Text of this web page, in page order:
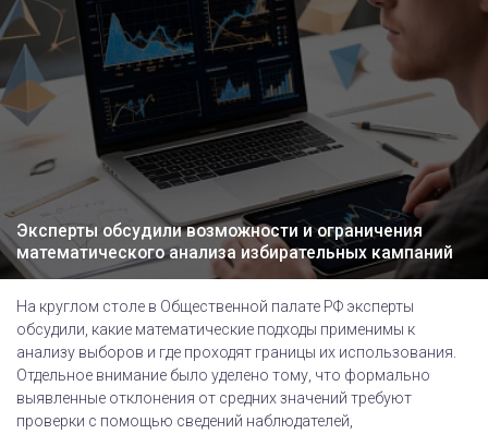
Эксперты обсудили возможности и ограничения
математического анализа избирательных кампаний
На круглом столе в Общественной палате РФ эксперты
обсудили, какие математические подходы применимы к
анализу выборов и где проходят границы их использования.
Отдельное внимание было уделено тому, что формально
выявленные отклонения от средних значений требуют
проверки с помощью сведений наблюдателей,